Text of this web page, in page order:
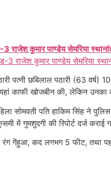
कुमार पाण्डेय सेमरिया
कुमार पाण्डेय सेमरिया
पत्नी छबिलाल पठारी (63
काफी खोजबीन की, लेकिन
सोमवती पति हाकिम सिंह ने
में गुमशुदगी की रिपोर्ट दर्ज कराई
रंग गेंहुआ, कद लगभग 5 फीट, तथा